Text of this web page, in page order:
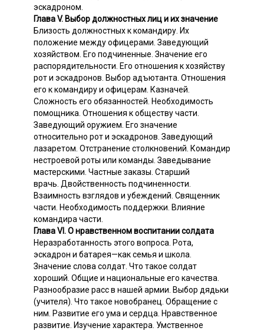
эскадроном.
Глава V. Выбор должностных лиц и их значение
Близость должностных к командиру. Их
положение между офицерами. Заведующий
хозяйством. Его подчиненные. Значение его
распорядительности. Его отношения к хозяйству
рот и эскадронов. Выбор адъютанта. Отношения
его к командиру и офицерам. Казначей.
Сложность его обязанностей. Необходимость
помощника. Отношения к обществу части.
Заведующий оружием. Его значение
относительно рот и эскадронов. Заведующий
лазаретом. Отстранение столкновений. Командир
нестроевой роты или команды. Заведывание
мастерскими. Частные заказы. Cтарший
врачь. Двойственность подчиненности.
Взаимность взглядов и убеждений. Священник
части. Необходимость поддержки. Влияние
командира части.
Глава VI. О нравственном воспитании солдата
Неразработанность этого вопроса. Рота,
эскадрон и батарея—как семья и школа.
Значение слова солдат. Что такое солдат
хороший. Общие и национальные его качества.
Разнообразие расс в нашей армии. Выбор дядьки
(учителя). Что такое новобранец. Обращение с
ним. Развитие его ума и сердца. Нравственное
развитие. Изучение характера. Умственное